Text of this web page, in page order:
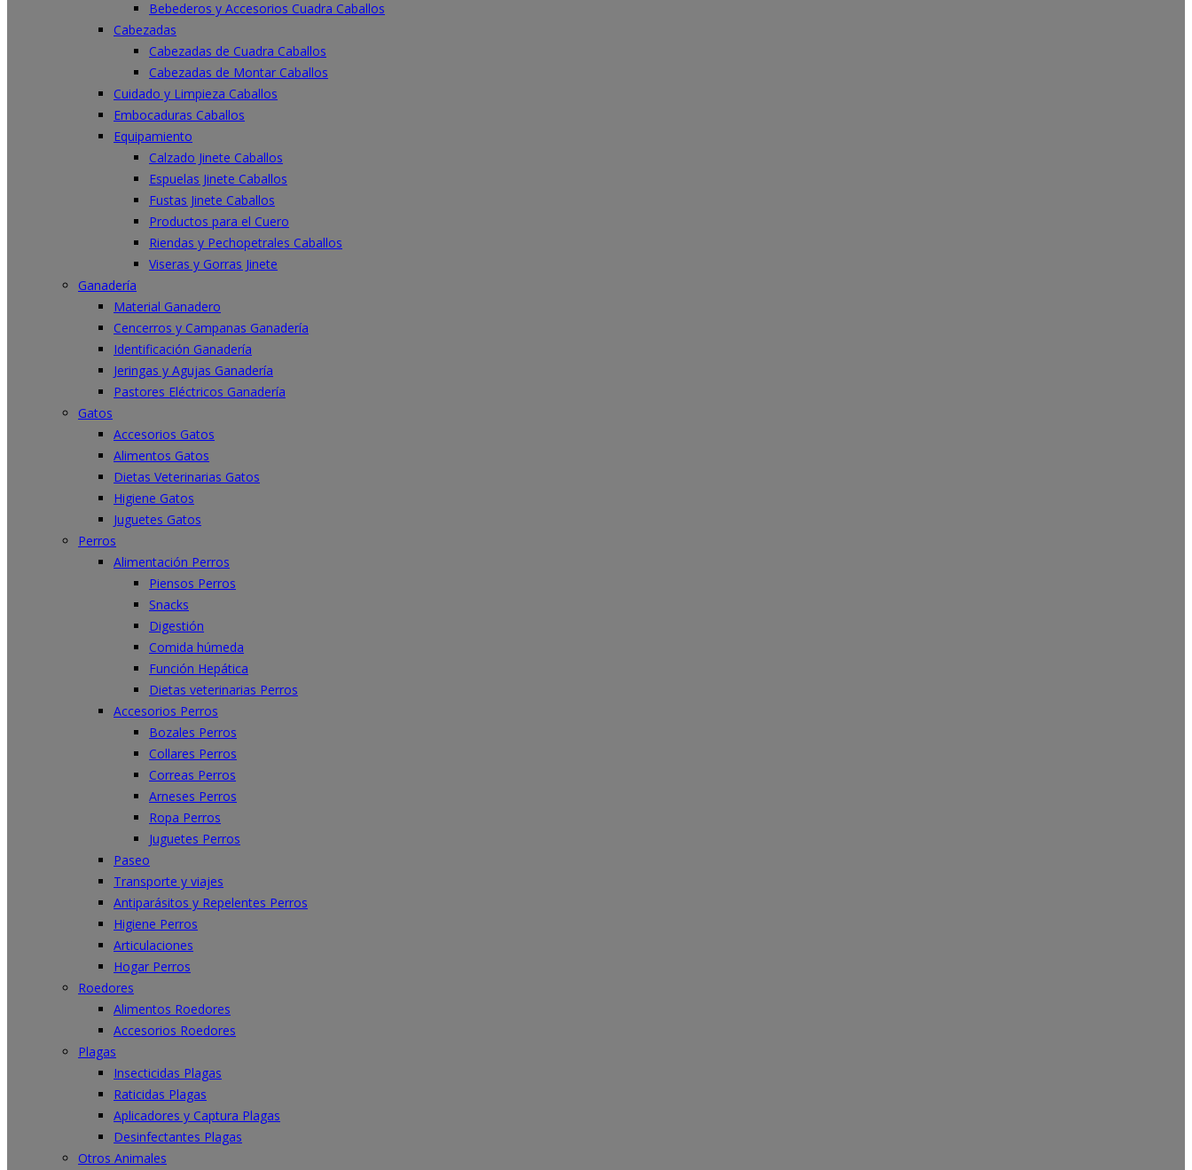
Bebederos y Accesorios Cuadra Caballos
Cabezadas
Cabezadas de Cuadra Caballos
Cabezadas de Montar Caballos
Cuidado y Limpieza Caballos
Embocaduras Caballos
Equipamiento
Calzado Jinete Caballos
Espuelas Jinete Caballos
Fustas Jinete Caballos
Productos para el Cuero
Riendas y Pechopetrales Caballos
Viseras y Gorras Jinete
Ganadería
Material Ganadero
Cencerros y Campanas Ganadería
Identificación Ganadería
Jeringas y Agujas Ganadería
Pastores Eléctricos Ganadería
Gatos
Accesorios Gatos
Alimentos Gatos
Dietas Veterinarias Gatos
Higiene Gatos
Juguetes Gatos
Perros
Alimentación Perros
Piensos Perros
Snacks
Digestión
Comida húmeda
Función Hepática
Dietas veterinarias Perros
Accesorios Perros
Bozales Perros
Collares Perros
Correas Perros
Arneses Perros
Ropa Perros
Juguetes Perros
Paseo
Transporte y viajes
Antiparásitos y Repelentes Perros
Higiene Perros
Articulaciones
Hogar Perros
Roedores
Alimentos Roedores
Accesorios Roedores
Plagas
Insecticidas Plagas
Raticidas Plagas
Aplicadores y Captura Plagas
Desinfectantes Plagas
Otros Animales